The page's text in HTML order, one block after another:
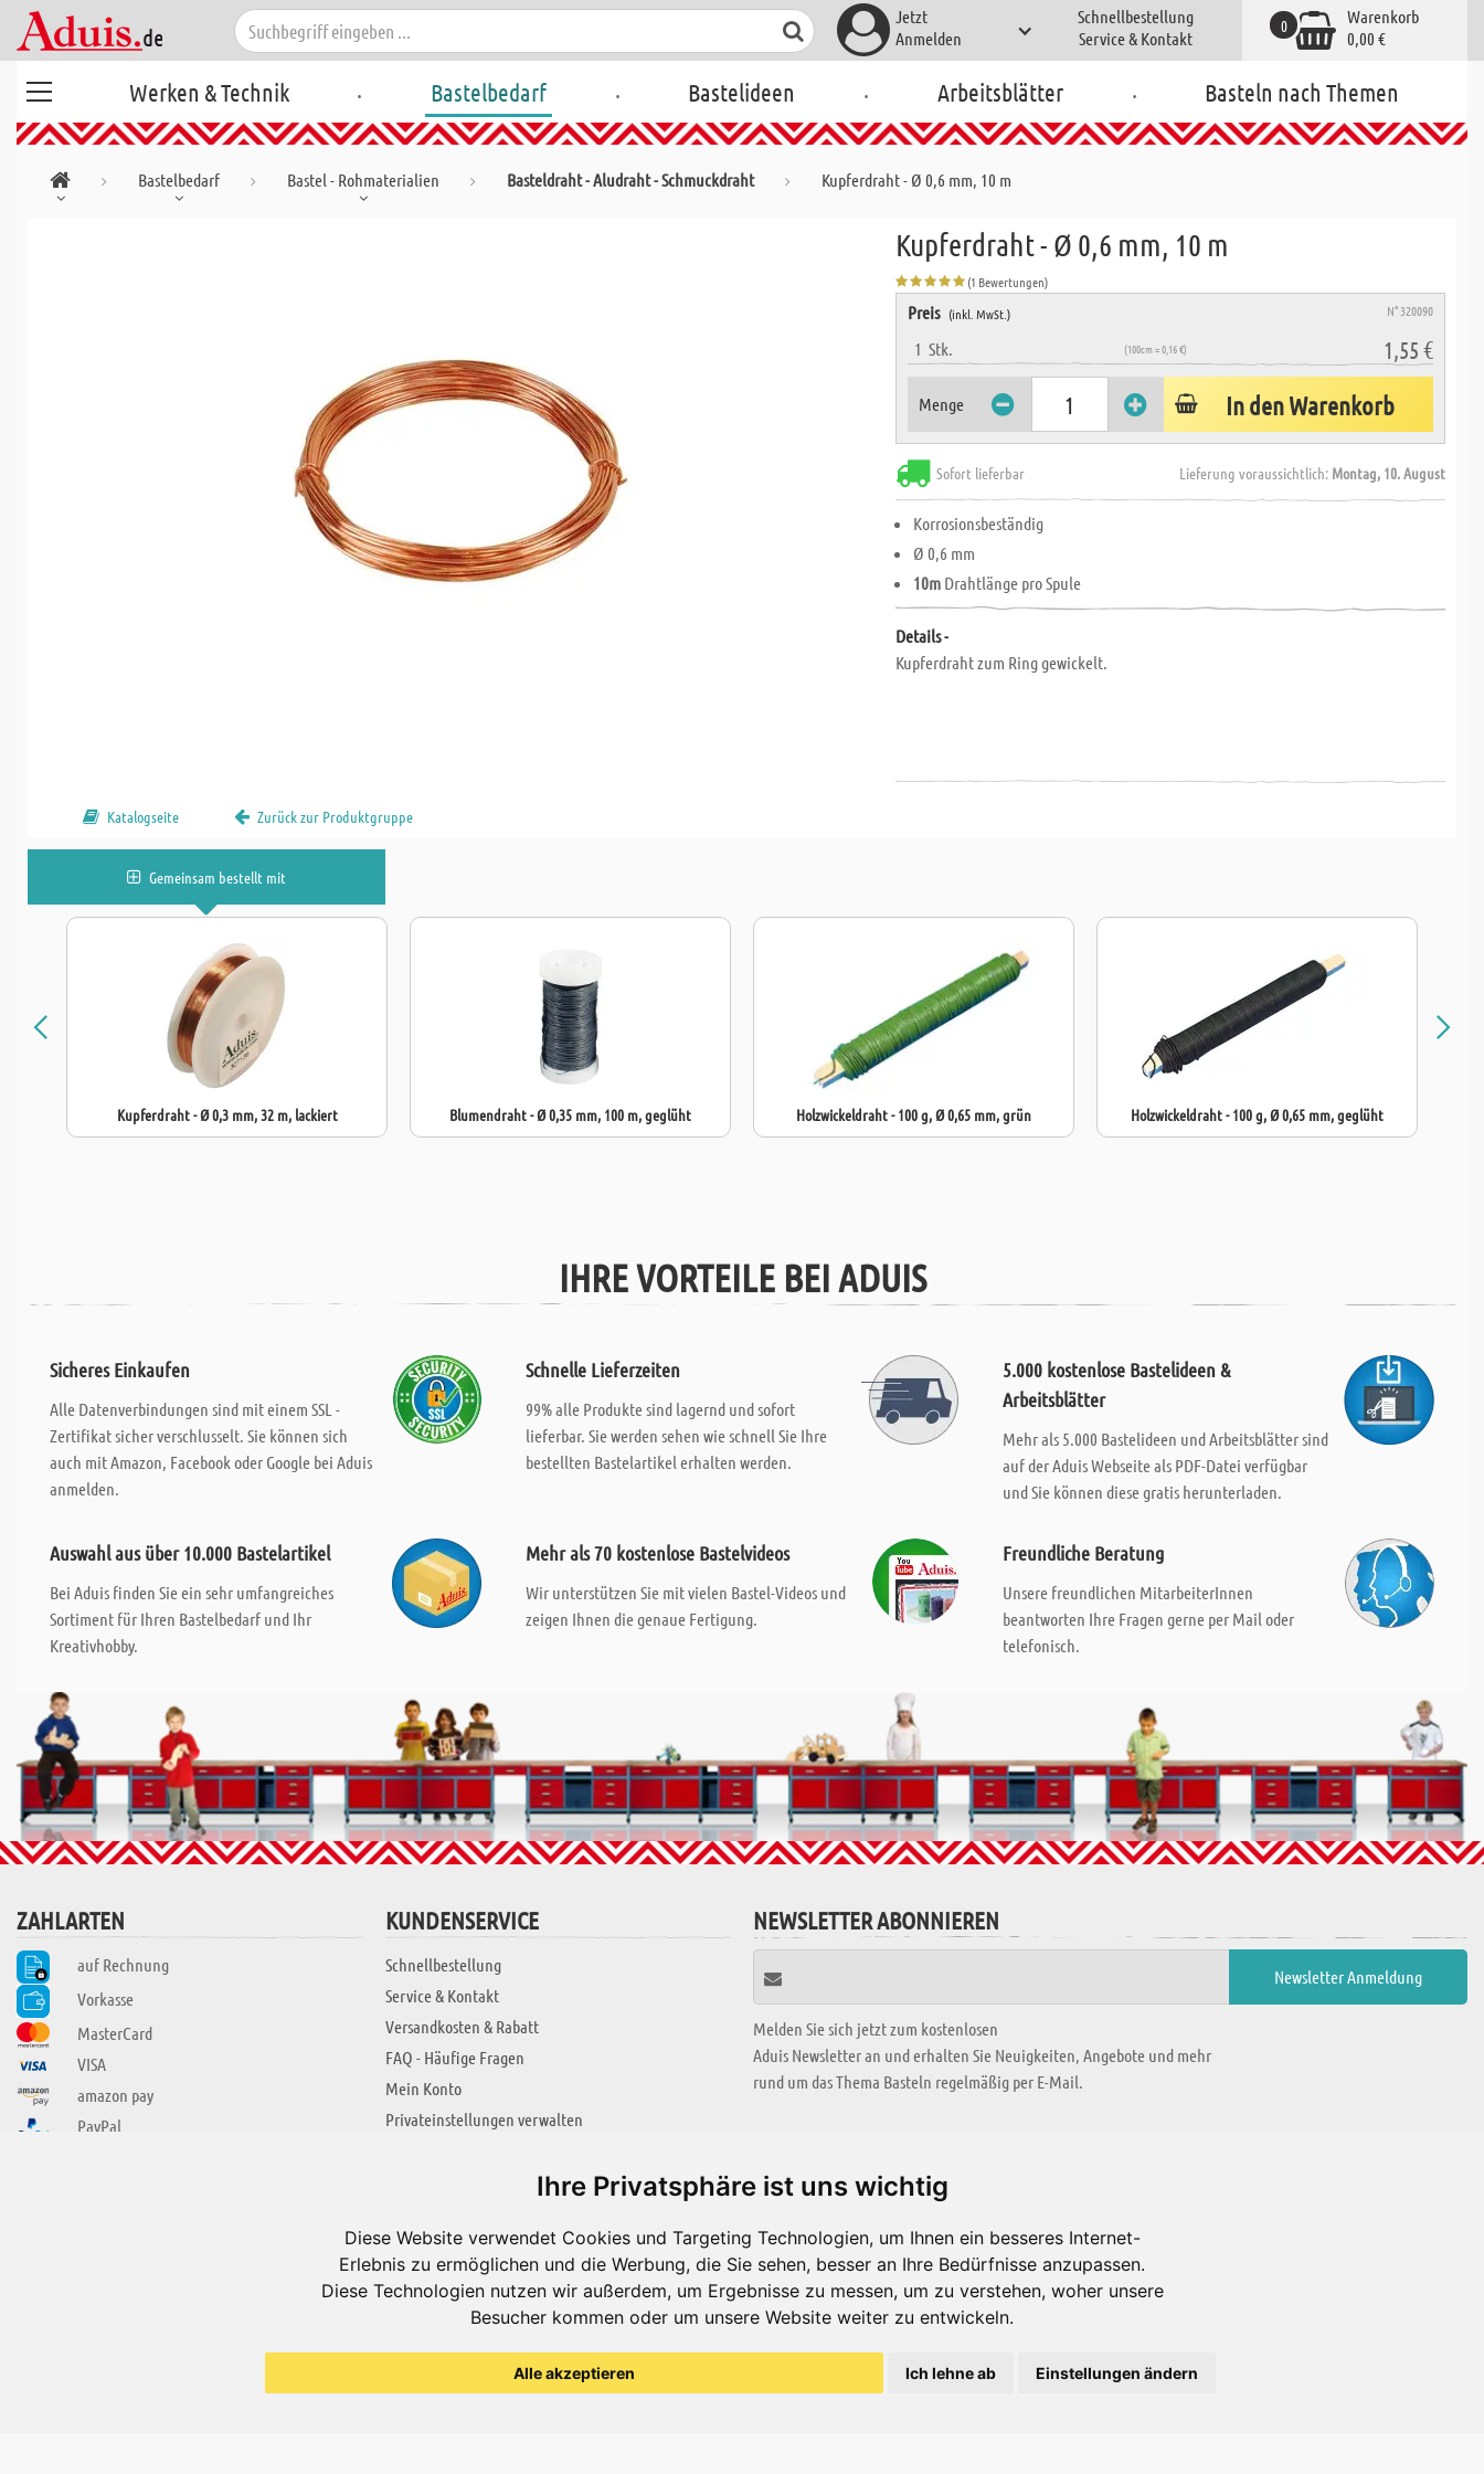
Ihre Privatsphäre ist uns wichtig
Diese Website verwendet Cookies und Targeting Technologien, um Ihnen ein besseres Internet-
Erlebnis zu ermöglichen und die Werbung, die Sie sehen, besser an Ihre Bedürfnisse anzupassen.
Diese Technologien nutzen wir außerdem, um Ergebnisse zu messen, um zu verstehen, woher unsere
Besucher kommen oder um unsere Website weiter zu entwickeln.
Alle akzeptieren Ich lehne ab Einstellungen ändern
Jetzt
Anmelden
Schnellbestellung
Service & Kontakt
Warenkorb
0,00 €
0
Werken & Technik . Bastelbedarf . Bastelideen . Arbeitsblätter . Basteln nach Themen
Bastelbedarf Bastel - Rohmaterialien Basteldraht - Aludraht - Schmuckdraht Kupferdraht - Ø 0,6 mm, 10 m
Kupferdraht - Ø 0,6 mm, 10 m
(1 Bewertungen)
Preis (inkl. MwSt.) N° 320090
1Stk. (100cm = 0,16 €) 1,55 €
Menge In den Warenkorb
Sofort lieferbar Lieferung voraussichtlich: Montag, 10. August
Korrosionsbeständig
Ø 0,6 mm
10m Drahtlänge pro Spule
Details -
Kupferdraht zum Ring gewickelt.
Katalogseite Zurück zur Produktgruppe
Gemeinsam bestellt mit
Kupferdraht - Ø 0,3 mm, 32 m, lackiert Blumendraht - Ø 0,35 mm, 100 m, geglüht Holzwickeldraht - 100 g, Ø 0,65 mm, grün Holzwickeldraht - 100 g, Ø 0,65 mm, geglüht
IHRE VORTEILE BEI ADUIS
Sicheres Einkaufen
Alle Datenverbindungen sind mit einem SSL -
Zertifikat sicher verschlusselt. Sie können sich
auch mit Amazon, Facebook oder Google bei Aduis
anmelden.
Schnelle Lieferzeiten
99% alle Produkte sind lagernd und sofort
lieferbar. Sie werden sehen wie schnell Sie Ihre
bestellten Bastelartikel erhalten werden.
5.000 kostenlose Bastelideen &
Arbeitsblätter
Mehr als 5.000 Bastelideen und Arbeitsblätter sind
auf der Aduis Webseite als PDF-Datei verfügbar
und Sie können diese gratis herunterladen.
Auswahl aus über 10.000 Bastelartikel
Bei Aduis finden Sie ein sehr umfangreiches
Sortiment für Ihren Bastelbedarf und Ihr
Kreativhobby.
Mehr als 70 kostenlose Bastelvideos
Wir unterstützen Sie mit vielen Bastel-Videos und
zeigen Ihnen die genaue Fertigung.
Freundliche Beratung
Unsere freundlichen MitarbeiterInnen
beantworten Ihre Fragen gerne per Mail oder
telefonisch.
ZAHLARTEN
auf Rechnung
Vorkasse
MasterCard
VISA
amazon pay
PayPal
KUNDENSERVICE
Schnellbestellung
Service & Kontakt
Versandkosten & Rabatt
FAQ - Häufige Fragen
Mein Konto
Privateinstellungen verwalten
NEWSLETTER ABONNIEREN
Melden Sie sich jetzt zum kostenlosen
Aduis Newsletter an und erhalten Sie Neuigkeiten, Angebote und mehr
rund um das Thema Basteln regelmäßig per E-Mail.
Jobs
Impressum
Datenschutzerklärung
KREATIV ZONE
Alle Videos
Bastelideen
Arbeitsblätter
Es gibt uns auch in